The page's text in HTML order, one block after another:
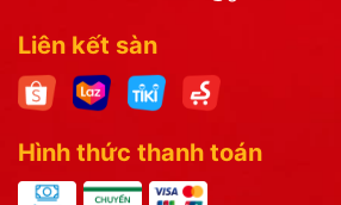
Liên kết sàn
Hình thức thanh toán